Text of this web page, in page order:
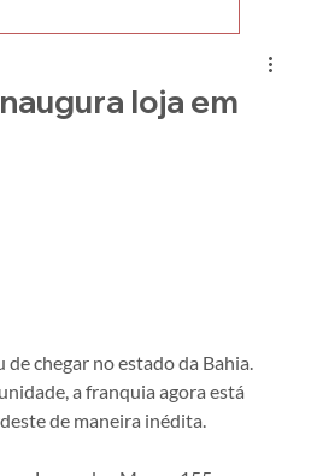
loja em
de chegar no estado da Bahia.
a franquia agora está
de maneira inédita.